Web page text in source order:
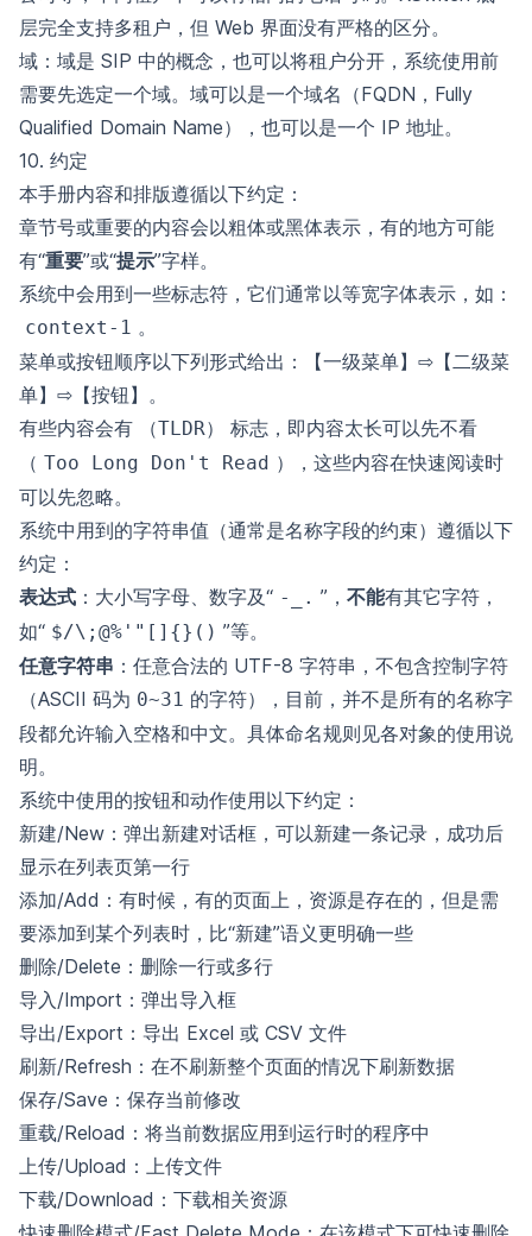
层完全支持多租户，但 Web 界面没有严格的区分。
域：域是 SIP 中的概念，也可以将租户分开，系统使用前
需要先选定一个域。域可以是一个域名（FQDN，Fully
Qualified Domain Name），也可以是一个 IP 地址。
10. 约定
本手册内容和排版遵循以下约定：
章节号或重要的内容会以粗体或黑体表示，有的地方可能
有“重要”或“提示”字样。
系统中会用到一些标志符，它们通常以等宽字体表示，如：
context-1 。
菜单或按钮顺序以下列形式给出：【一级菜单】⇨【二级菜
单】⇨【按钮】。
有些内容会有
（TLDR）
标志，即内容太长可以先不看
（ Too Long Don't Read ），这些内容在快速阅读时
可以先忽略。
系统中用到的字符串值（通常是名称字段的约束）遵循以下
约定：
表达式 ：大小写字母、数字及“ -_. ”， 不能有其它字符，
如“ $/\;@%'"[]{}() ”等。
任意字符串 ：任意合法的 UTF-8 字符串，不包含控制字符
（ASCII 码为 0~31 的字符），目前，并不是所有的名称字
段都允许输入空格和中文。具体命名规则见各对象的使用说
明。
系统中使用的按钮和动作使用以下约定：
新建/New：弹出新建对话框，可以新建一条记录，成功后
显示在列表页第一行
添加/Add：有时候，有的页面上，资源是存在的，但是需
要添加到某个列表时，比“新建”语义更明确一些
删除/Delete：删除一行或多行
导入/Import：弹出导入框
导出/Export：导出 Excel 或 CSV 文件
刷新/Refresh：在不刷新整个页面的情况下刷新数据
保存/Save：保存当前修改
重载/Reload：将当前数据应用到运行时的程序中
上传/Upload：上传文件
下载/Download：下载相关资源